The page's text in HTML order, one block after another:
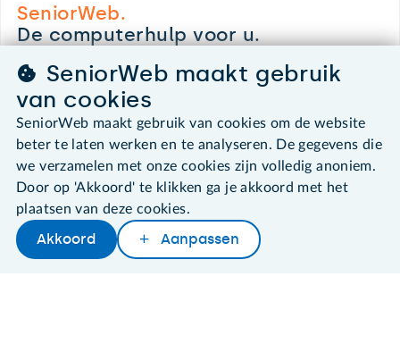
SeniorWeb.
De computerhulp voor u.
leden@seniorweb.nl
Algemene voorwaarden
Cookies en cookie-instellingen
Disclaimer
SeniorWeb maakt gebruik
van cookies
SeniorWeb maakt gebruik van cookies om de website
beter te laten werken en te analyseren. De gegevens die
we verzamelen met onze cookies zijn volledig anoniem.
Door op 'Akkoord' te klikken ga je akkoord met het
plaatsen van deze cookies.
Akkoord Aanpassen